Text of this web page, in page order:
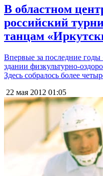
В областном
российский
танцам
Впервые за последние годы
здании физкультурно-
Здесь собралось более
22 мая 2012 01:05